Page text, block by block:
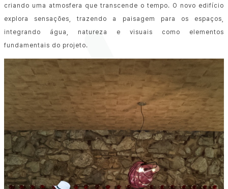
criando uma atmosfera que transcende o tempo. O novo edifício
explora sensações, trazendo a paisagem para os espaços,
integrando água, natureza e visuais como elementos
fundamentais do projeto.